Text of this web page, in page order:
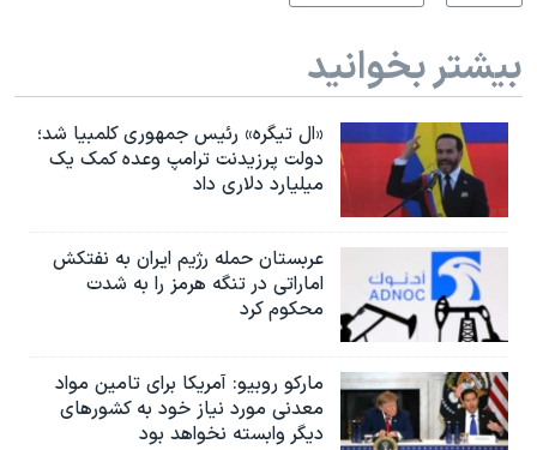
بیشتر بخوانید
«ال تیگره» رئیس جمهوری کلمبیا شد؛
دولت پرزیدنت ترامپ وعده کمک یک
میلیارد دلاری داد
عربستان حمله رژیم ایران به نفتکش
اماراتی در تنگه هرمز را به‌ شدت
محکوم کرد
مارکو روبیو: آمریکا برای تامین مواد
معدنی مورد نیاز خود به کشورهای
دیگر وابسته نخواهد بود